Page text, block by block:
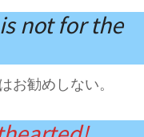
not for the
お勧めしない。